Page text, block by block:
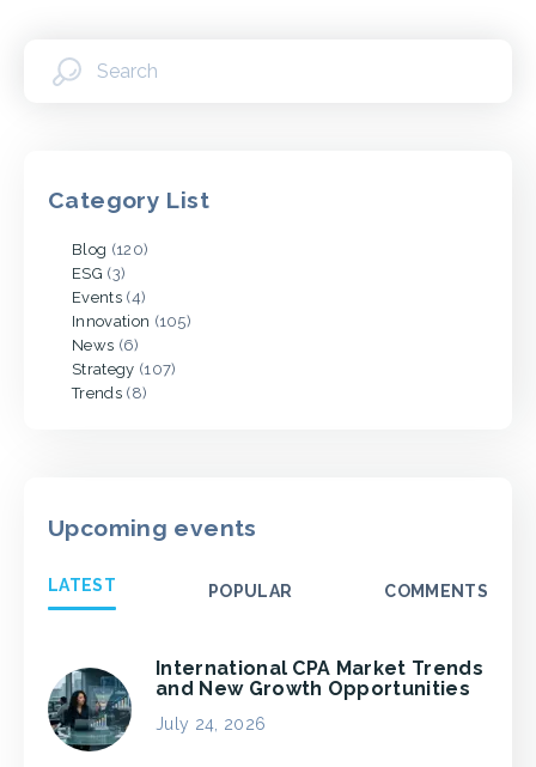
Category List
Blog (120)
ESG (3)
Events(4)
Innovation (105)
News (6)
Strategy (107)
Trends(8)
Upcoming events
LATEST POPULAR COMMENTS
International CPA Market Trends
and New Growth Opportunities
July 24, 2026